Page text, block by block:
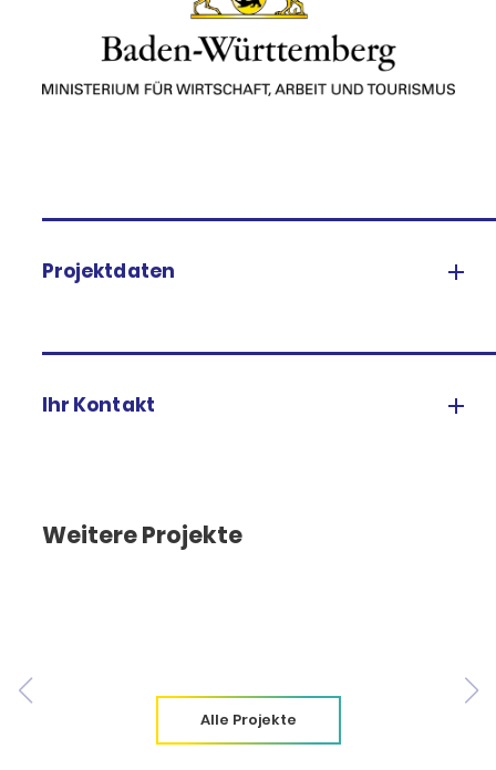
Projektdaten
Ihr Kontakt
Weitere Projekte
Alle Projekte